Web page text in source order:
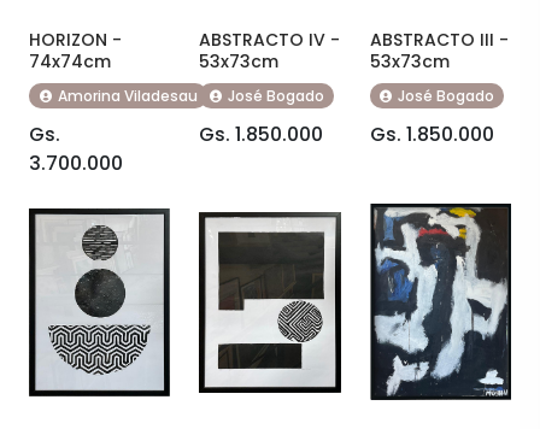
HORIZON -
74x74cm
Amorina Viladesau
Gs.
3.700.000
ABSTRACTO IV -
53x73cm
José Bogado
Gs. 1.850.000
ABSTRACTO III -
53x73cm
José Bogado
Gs. 1.850.000